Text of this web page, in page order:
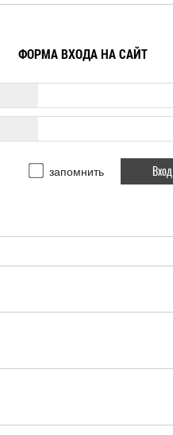
ФОРМА ВХОДА НА САЙТ
запомнить